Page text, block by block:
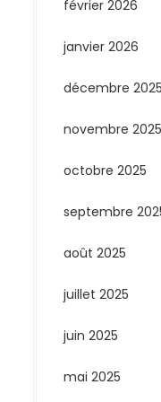
février 2026
janvier 2026
décembre 2025
novembre 2025
octobre 2025
septembre
août 2025
juillet 2025
juin 2025
mai 2025